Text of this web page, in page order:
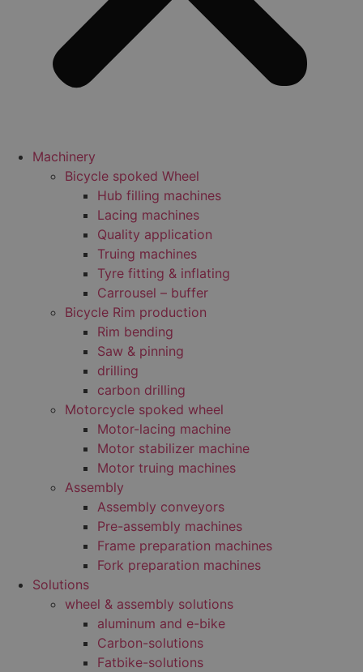
Machinery
Bicycle spoked Wheel
Hub filling machines
Lacing machines
Quality application
Truing machines
Tyre fitting & inflating
Carrousel – buffer
Bicycle Rim production
Rim bending
Saw & pinning
drilling
carbon drilling
Motorcycle spoked wheel
Motor-lacing machine
Motor stabilizer machine
Motor truing machines
Assembly
Assembly conveyors
Pre-assembly machines
Frame preparation machines
Fork preparation machines
Solutions
wheel & assembly solutions
aluminum and e-bike
Carbon-solutions
Fatbike-solutions